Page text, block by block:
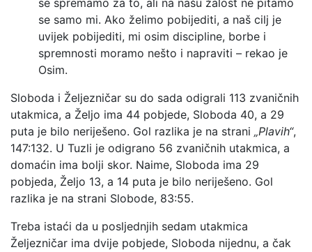
se spremamo za to, ali na našu žalost ne pitamo
se samo mi. Ako želimo pobijediti, a naš cilj je
uvijek pobijediti, mi osim discipline, borbe i
spremnosti moramo nešto i napraviti – rekao je
Osim.
Sloboda i Željezničar su do sada odigrali 113 zvaničnih
utakmica, a Željo ima 44 pobjede, Sloboda 40, a 29
puta je bilo neriješeno. Gol razlika je na strani „Plavih“,
147:132. U Tuzli je odigrano 56 zvaničnih utakmica, a
domaćin ima bolji skor. Naime, Sloboda ima 29
pobjeda, Željo 13, a 14 puta je bilo neriješeno. Gol
razlika je na strani Slobode, 83:55.
Treba istaći da u posljednjih sedam utakmica
Željezničar ima dvije pobjede, Sloboda nijednu, a čak